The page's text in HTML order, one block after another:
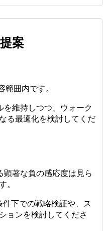
案
範囲内です。
を維持しつつ、ウォーク
る最適化を検討してくだ
顕著な負の感応度は見ら
。
件下での戦略検証や、ス
ョンを検討してくださ